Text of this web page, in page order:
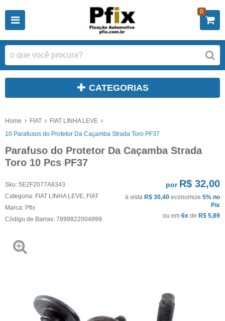
0
CATEGORIAS
Home FIAT
FIAT LINHA LEVE
10 Parafusos do Protetor Da Caçamba Strada Toro PF37
Parafuso do Protetor Da Caçamba Strada
Toro 10 Pcs PF37
Sku: 5E2F2077A8343
Categoria: FIAT LINHA LEVE FIAT
Marca: Pfix
Código de Barras: 7899822004999
por R$ 32,00
à vista R$ 30,40 economize 5% no
Pix
ou em 6x de R$ 5,89